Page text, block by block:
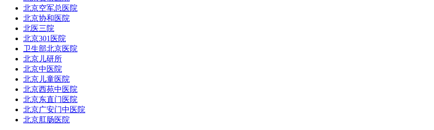
北京空军总医院
北京协和医院
北医三院
北京301医院
卫生部北京医院
北京儿研所
北京中医院
北京儿童医院
北京西苑中医院
北京东直门医院
北京广安门中医院
北京肛肠医院